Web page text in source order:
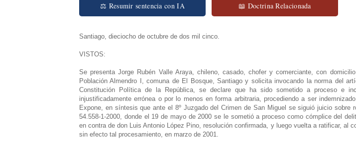
⚖ Resumir sentencia con IA 📖 Doctrina Relacionada
Santiago, dieciocho de octubre de dos mil cinco.
VISTOS:
Se presenta Jorge Rubén Valle Araya, chileno, casado, chofer y comerciante, con
Población Almendro I, comuna de El Bosque, Santiago y solicita invocando la norma del
Constitución Política de la República, se declare que ha sido sometido a proceso e
injustificadamente errónea o por lo menos en forma arbitraria, procediendo a ser
Expone, en síntesis que ante el 8º Juzgado del Crimen de San Miguel se siguió juicio sobre
54.558-1-2000, donde el 19 de mayo de 2000 se le sometió a proceso como cómplice del
en contra de don Luis Antonio López Pino, resolución confirmada, y luego vuelta a ratificar, al
sin efecto tal procesamiento, en marzo de 2001.